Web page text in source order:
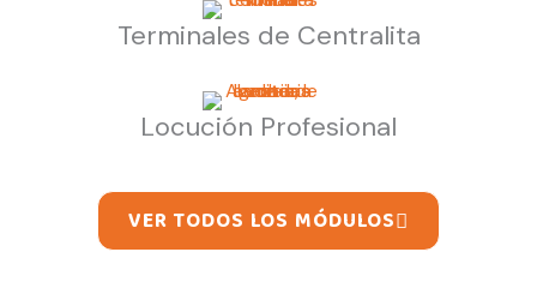
Terminales de Centralita
Locución Profesional
VER TODOS LOS MÓDULOS